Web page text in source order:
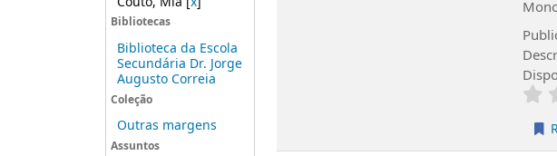
Bibliotecas
Biblioteca da Escola
Secundária Dr. Jorge
Augusto Correia
Coleção
Outras margens
Assuntos